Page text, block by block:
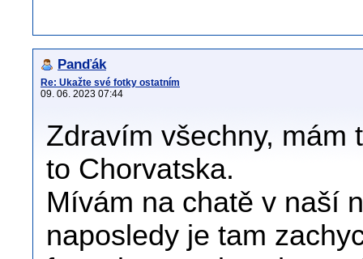
Panďák
Re: Ukažte své fotky ostatním
09. 06. 2023 07:44
Zdravím všechny, mám
to Chorvatska.
Mívám na chatě v naší
naposledy je tam